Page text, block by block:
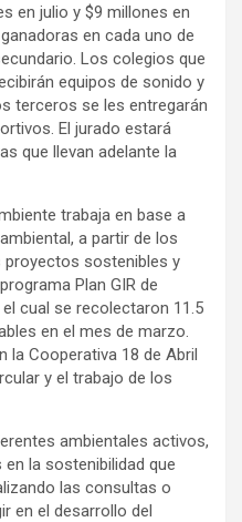
en julio y $9 millones en
en cada uno de
Los colegios que
equipos de sonido y
terceros se les entregarán
El jurado estará
que llevan adelante la
trabaja en base a
a partir de los
proyectos sostenibles y
Plan GIR de
cual se recolectaron 11.5
en el mes de marzo.
la Cooperativa 18 de Abril
y el trabajo de los
ambientales activos,
la sostenibilidad que
las consultas o
en el desarrollo del